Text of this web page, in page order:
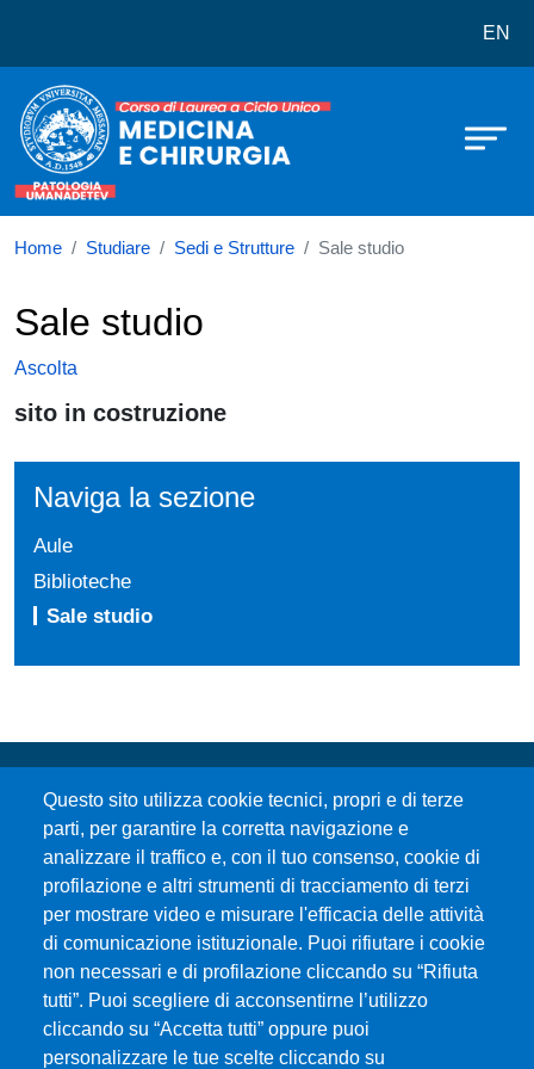
Corso di laurea in Medicina e EN
Home Studiare Sedi e Strutture Sale studio
Sale studio
Ascolta
sito in costruzione
Naviga la sezione
Aule
Biblioteche
Sale studio
Questo sito utilizza cookie tecnici, propri e di terze
parti, per garantire la corretta navigazione e
analizzare il traffico e, con il tuo consenso, cookie di
profilazione e altri strumenti di tracciamento di terzi
per mostrare video e misurare l'efficacia delle attività
di comunicazione istituzionale. Puoi rifiutare i cookie
non necessari e di profilazione cliccando su “Rifiuta
tutti”. Puoi scegliere di acconsentirne l’utilizzo
cliccando su “Accetta tutti” oppure puoi
personalizzare le tue scelte cliccando su
Università degli Studi di Messina
Piazza Pugliatti, 1 - 98122 Messina
Cod. Fiscale 80004070837
P.IVA 00724160833
Centralino: 090 676 1